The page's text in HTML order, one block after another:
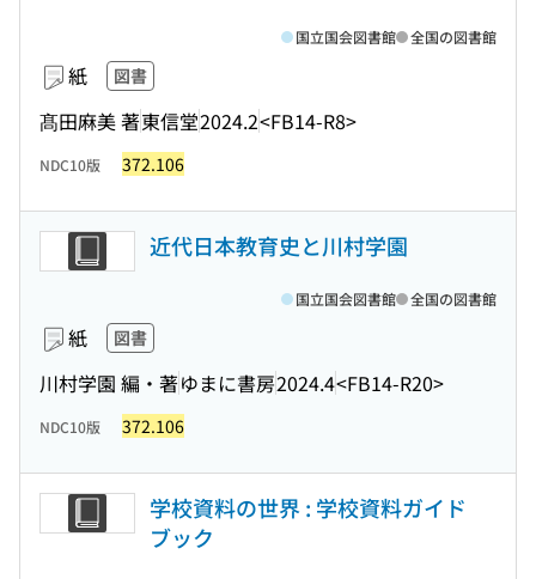
紙 図書
髙田麻美 著東信堂2024.2<FB14-R8>
国立国会図書館 全国の図書館
NDC10版 372.106
近代日本教育史と川村学園
紙 図書
川村学園 編・著ゆまに書房2024.4<FB14-R20>
国立国会図書館 全国の図書館
NDC10版 372.106
学校資料の世界 : 学校資料ガイド
ブック